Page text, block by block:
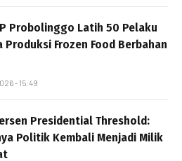
Probolinggo Latih 50 Pelaku
Produksi Frozen Food Berbahan
- 15:49
Presidential Threshold:
Politik Kembali Menjadi Milik